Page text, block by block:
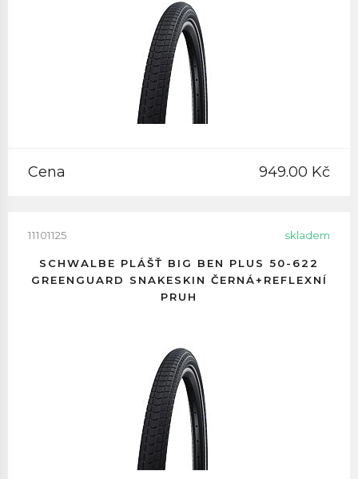
Cena 949.00 Kč
11101125 skladem
SCHWALBE PLÁŠŤ BIG BEN PLUS 50-622
GREENGUARD SNAKESKIN ČERNÁ+REFLEXNÍ
PRUH